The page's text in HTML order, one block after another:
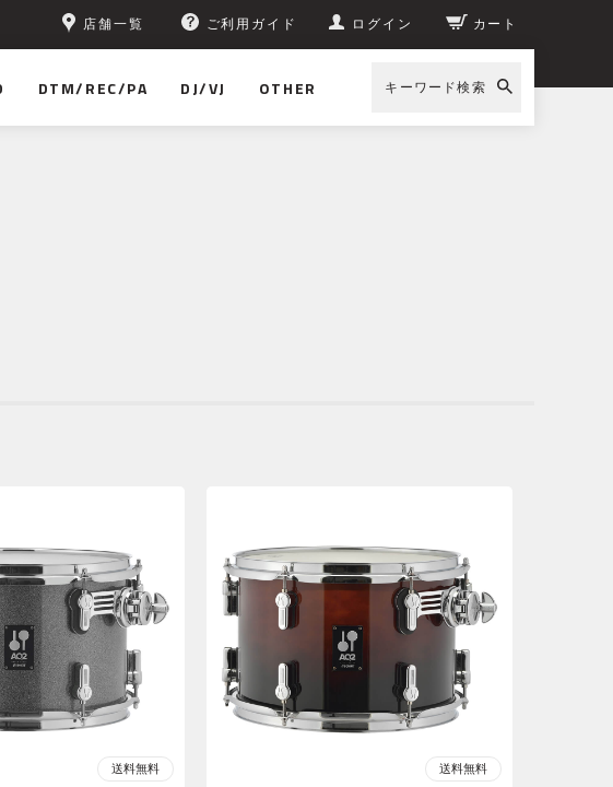
店舗一覧 ご利用ガイド ログイン カート
DTM/REC/PA DJ/VJ OTHER キーワード検索